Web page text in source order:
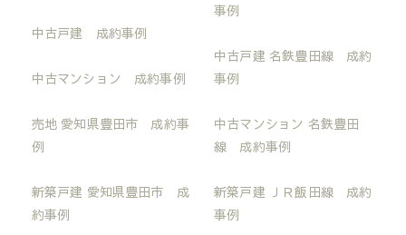
中古戸建 成約事例
中古マンション 成約事例
売地 愛知県豊田市 成約事
例
新築戸建 愛知県豊田市 成
約事例
事例
中古戸建 名鉄豊田線 成約
事例
中古マンション 名鉄豊田
線 成約事例
新築戸建 ＪＲ飯田線 成約
事例